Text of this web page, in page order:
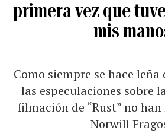
primera vez que
mis
Como siempre se hace
las especulaciones sobre
filmación de “Rust” no
Norwill